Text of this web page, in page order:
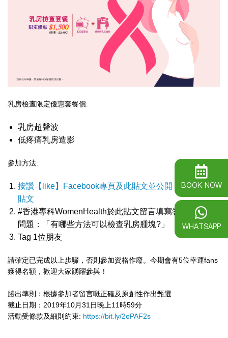
乳房檢查限定優惠套餐價:
乳房超聲波
低疼痛乳房造影
參加方法:
按讚【like】 Facebook專頁及此貼文並公開【Share 】此
貼文
#香港專科WomenHealth於此貼文留言填寫答案並加上
問題：「有哪些方法可以檢查乳房腫塊?」
Tag 1位朋友
請確定已完成以上步驟，否則參加資格作廢。今期會有5位幸運fans
獲得名額，歡迎大家踴躍參與！
勝出準則：根據參加者留言嘅正確及原創性作出甄選
截止日期：2019年10月31日晚上11時59分
活動受條款及細則約束: https://bit.ly/2oPAF2s
BOOK NOW
WHATSAPP